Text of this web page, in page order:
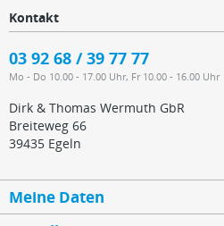
Kontakt
03 92 68 / 39 77 77
Mo - Do 10.00 - 17.00 Uhr, Fr 10.00 - 16.00 Uhr
Dirk & Thomas Wermuth GbR
Breiteweg 66
39435 Egeln
Meine Daten